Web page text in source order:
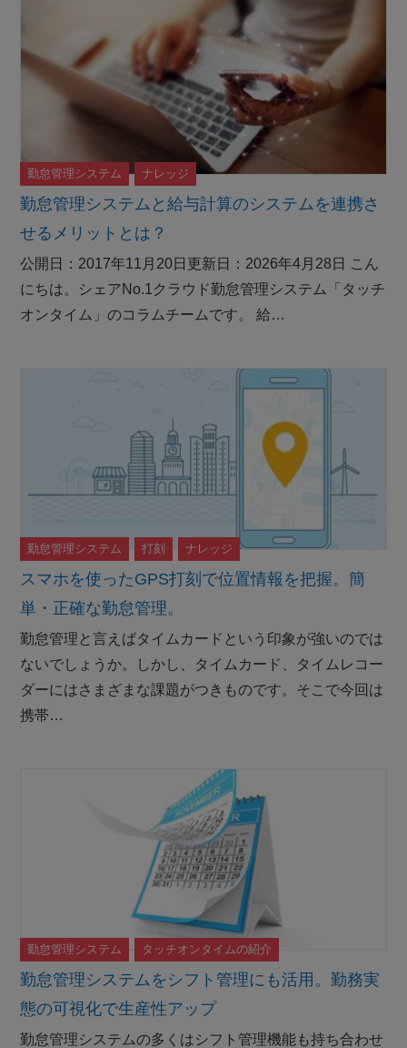
勤怠管理システムと給与計算のシステムを連携さ
せるメリットとは？
勤怠管理システム ナレッジ
公開日：2017年11月20日更新日：2026年4月28日 こん
にちは。シェアNo.1クラウド勤怠管理システム「タッチ
オンタイム」のコラムチームです。 給…
スマホを使ったGPS打刻で位置情報を把握。簡
単・正確な勤怠管理。
勤怠管理システム 打刻 ナレッジ
勤怠管理と言えばタイムカードという印象が強いのでは
ないでしょうか。しかし、タイムカード、タイムレコー
ダーにはさまざまな課題がつきものです。そこで今回は
携帯…
勤怠管理システムをシフト管理にも活用。勤務実
態の可視化で生産性アップ
勤怠管理システム タッチオンタイムの紹介
勤怠管理システムの多くはシフト管理機能も持ち合わせ